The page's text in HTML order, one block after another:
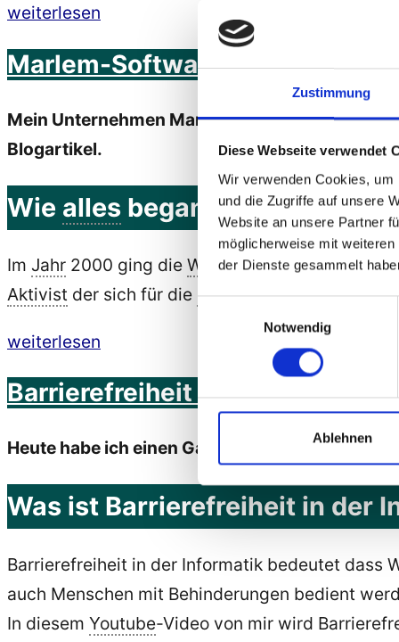
Zustimmung
Diese Webseite verwendet
Wir verwenden Cookies,
und die Zugriffe auf unsere
Website an unsere Partner
möglicherweise mit
der Dienste gesammelt
Einwilligungsauswahl
Notwendig
Ablehnen
„Vortrag
Markus
am
Accessibility
Day
2017
der
Hochschule
der
in
weiterlesen
Marlem-Software gewinnt den
Mein Unternehmen Marlem-Software hat den
Blogartikel.
Wie alles begann
Im Jahr 2000 ging die Webseite www.marlem-
Aktivist der sich für die Barrierefreiheitin der
„Marlem-
gewinnt
Innovationspreis
IT-
Mittelstand
in
der
Kategorie
weiterlesen
Barrierefreiheit in der
Heute habe ich einen Gastvortrag gehalten in
Was ist Barrierefreiheit in der
Barrierefreiheit in der Informatik bedeutet dass
auch Menschen mit Behinderungen bedient
In diesem Youtube-Video von mir wird